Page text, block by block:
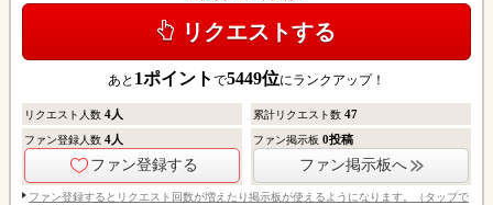
リクエストする
あと 1ポイント で5449位にランクアップ！
リクエスト人数 4人 累計リクエスト数47
ファン登録人数 4人
ファン登録する
ファン掲示板0投稿
ファン掲示板へ
ファン登録するとリクエスト回数が増えたり掲示板が使えるようになります。（タップで